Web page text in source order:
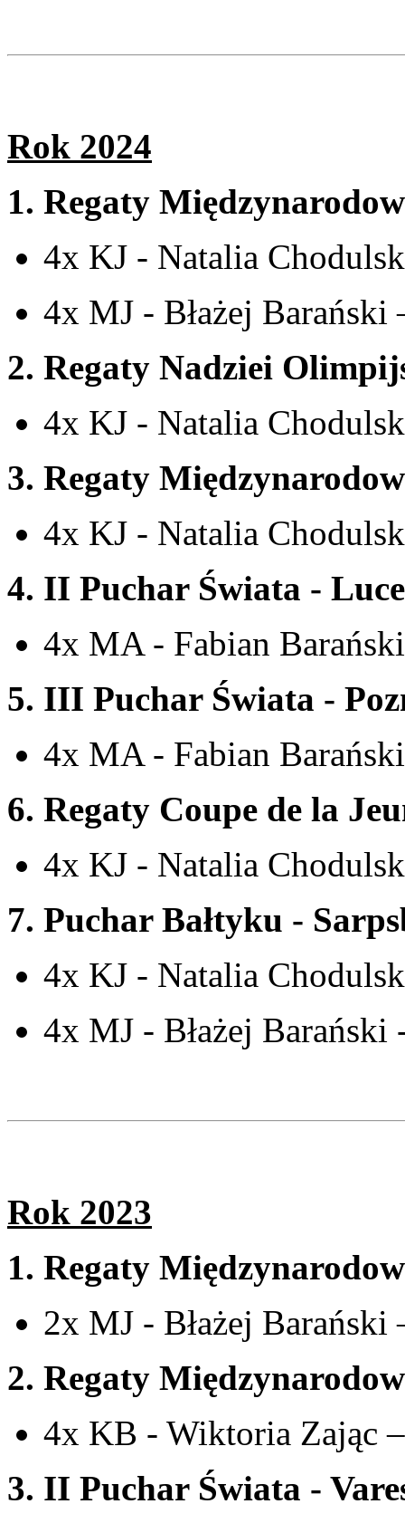
Rok 2024
1. Regaty
4x KJ - Natalia
4x MJ - Błażej Barański
2. Regaty Nadziei
4x KJ - Natalia
3. Regaty
4x KJ - Natalia
4. II Puchar Świata -
4x MA - Fabian
5. III Puchar Świata -
4x MA - Fabian
6. Regaty Coupe de la
4x KJ - Natalia
7. Puchar Bałtyku -
4x KJ - Natalia
4x MJ - Błażej Barański
Rok 2023
1. Regaty
2x MJ - Błażej Barański
2. Regaty
4x KB - Wiktoria Zając
3. II Puchar Świata -